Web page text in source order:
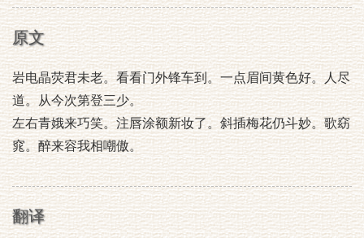
原文
岩电晶荧君未老。看看门外锋车到。一点眉间黄色好。人尽
道。从今次第登三少。
左右青娥来巧笑。注唇涂额新妆了。斜插梅花仍斗妙。歌窈
窕。醉来容我相嘲傲。
翻译